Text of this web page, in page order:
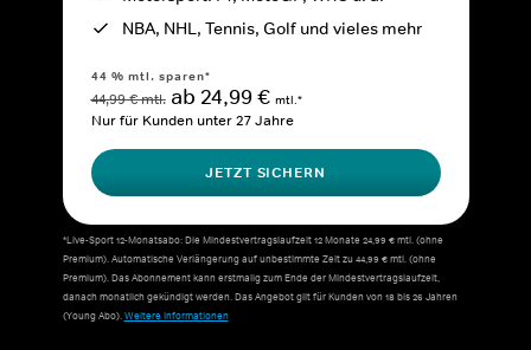
NBA, NHL, Tennis, Golf und vieles mehr
44 % mtl. sparen*
44,99 € mtl. ab 24,99 € mtl.*
Nur für Kunden unter 27 Jahre
JETZT SICHERN
*Live-Sport 12-Monatsabo: Die Mindestvertragslaufzeit 12 Monate 24,99 € mtl. (ohne
Premium). Automatische Verlängerung auf unbestimmte Zeit zu 44,99 € mtl. (ohne
Premium). Das Abonnement kann erstmalig zum Ende der Mindestvertragslaufzeit,
danach monatlich gekündigt werden. Das Angebot gilt für Kunden von 18 bis 26 Jahren
(Young Abo).Weitere Informationen